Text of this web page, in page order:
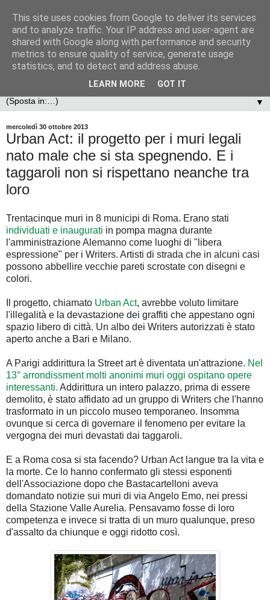
▼
mercoledì 30 ottobre 2013
Urban Act: il progetto per i muri legali
nato male che si sta spegnendo. E i
taggaroli non si rispettano neanche tra
loro
Trentacinque muri in 8 municipi di Roma. Erano stati
individuati e inaugurati in pompa magna durante
l'amministrazione Alemanno come luoghi di "libera
espressione" per i Writers. Artisti di strada che in alcuni casi
possono abbellire vecchie pareti scrostate con disegni e
colori.
Il progetto, chiamato Urban Act, avrebbe voluto limitare
l'illegalità e la devastazione dei graffiti che appestano ogni
spazio libero di città. Un albo dei Writers autorizzati è stato
aperto anche a Bari e Milano.
A Parigi addirittura la Street art è diventata un'attrazione. Nel
13° arrondissment molti anonimi muri oggi ospitano opere
interessanti. Addirittura un intero palazzo, prima di essere
demolito, è stato affidato ad un gruppo di Writers che l'hanno
trasformato in un piccolo museo temporaneo. Insomma
ovunque si cerca di governare il fenomeno per evitare la
vergogna dei muri devastati dai taggaroli.
E a Roma cosa si sta facendo? Urban Act langue tra la vita e
la morte. Ce lo hanno confermato gli stessi esponenti
dell'Associazione dopo che Bastacartelloni aveva
domandato notizie sui muri di via Angelo Emo, nei pressi
della Stazione Valle Aurelia. Pensavamo fosse di loro
competenza e invece si tratta di un muro qualunque, preso
d'assalto da chiunque e oggi ridotto così.
This site uses cookies from Google to deliver its services
and to analyze traffic. Your IP address and user-agent are
shared with Google along with performance and security
metrics to ensure quality of service, generate usage
statistics, and to detect and address abuse.
LEARN MORE GOT IT